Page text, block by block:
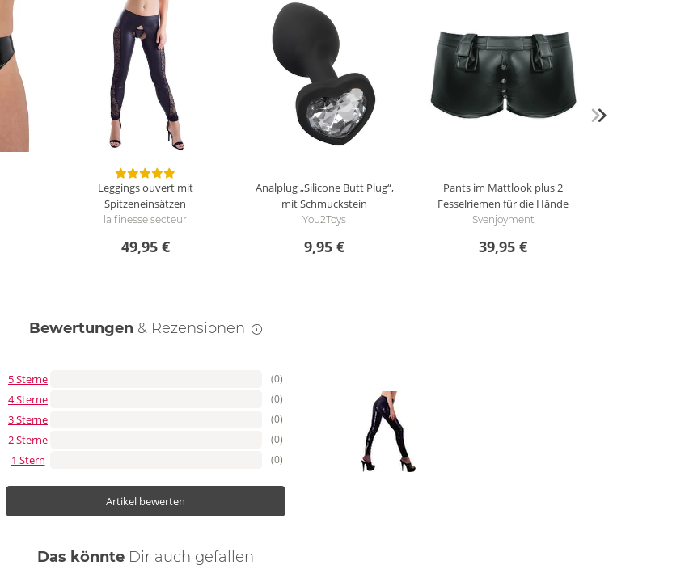
Leggings ouvert mit
Spitzeneinsätzen
la finesse secteur
49,95 €
Analplug „Silicone Butt Plug“,
mit Schmuckstein
You2Toys
9,95 €
Pants im Mattlook plus 2
Fesselriemen für die Hände
Svenjoyment
39,95 €
Bewertungen & Rezensionen
5 Sterne (0)
4 Sterne (0)
3 Sterne (0)
2 Sterne (0)
1 Stern (0)
Artikel bewerten
Das könnte Dir auch gefallen